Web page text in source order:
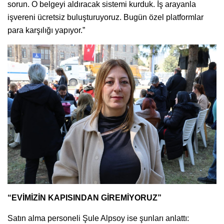
sorun. O belgeyi aldıracak sistemi kurduk. İş arayanla
işvereni ücretsiz buluşturuyoruz. Bugün özel platformlar
para karşılığı yapıyor.”
“EVİMİZİN KAPISINDAN GİREMİYORUZ”
Satın alma personeli Şule Alpsoy ise şunları anlattı: